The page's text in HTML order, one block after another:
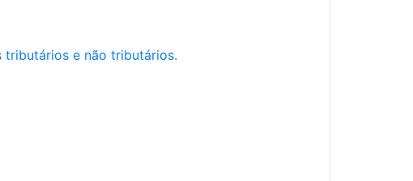
tributários e não tributários.